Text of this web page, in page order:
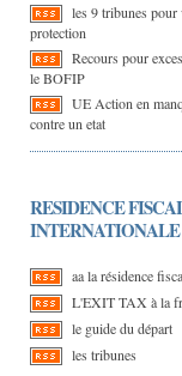
les 9 tribunes pour
protection
Recours pour
le BOFIP
UE Action en
contre un etat
RESIDENCE
INTERNATIONALE
aa la résidence
L'EXIT TAX à la
le guide du départ
les tribunes